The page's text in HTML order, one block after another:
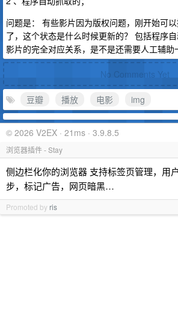
问题是： 有些影片因为版权问题，刚开始可
了，这个状态是什么时候更新的？ 包括程序
影片的完全对应关系，是不是还需要人工辅助
No Comments Yet
豆瓣 播放 电影 img
© 2026 V2EX · 21ms · 3.9.8.5
浏览器插件 - Stay
侧边栏化你的浏览器 支持标签页管理，用
步，标记广告，网页暗黑…
Promoted by ris